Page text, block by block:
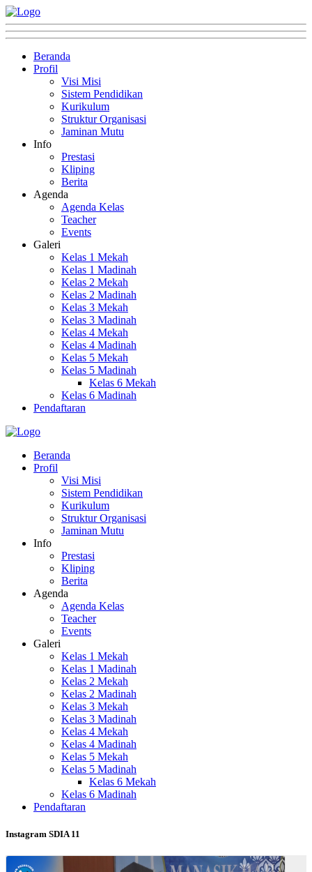
Beranda
Profil
Visi Misi
Sistem Pendidikan
Kurikulum
Struktur Organisasi
Jaminan Mutu
Info
Prestasi
Kliping
Berita
Agenda
Agenda Kelas
Teacher
Events
Galeri
Kelas 1 Mekah
Kelas 1 Madinah
Kelas 2 Mekah
Kelas 2 Madinah
Kelas 3 Mekah
Kelas 3 Madinah
Kelas 4 Mekah
Kelas 4 Madinah
Kelas 5 Mekah
Kelas 5 Madinah
Kelas 6 Mekah
Kelas 6 Madinah
Pendaftaran
Beranda
Profil
Visi Misi
Sistem Pendidikan
Kurikulum
Struktur Organisasi
Jaminan Mutu
Info
Prestasi
Kliping
Berita
Agenda
Agenda Kelas
Teacher
Events
Galeri
Kelas 1 Mekah
Kelas 1 Madinah
Kelas 2 Mekah
Kelas 2 Madinah
Kelas 3 Mekah
Kelas 3 Madinah
Kelas 4 Mekah
Kelas 4 Madinah
Kelas 5 Mekah
Kelas 5 Madinah
Kelas 6 Mekah
Kelas 6 Madinah
Pendaftaran
Instagram SDIA 11